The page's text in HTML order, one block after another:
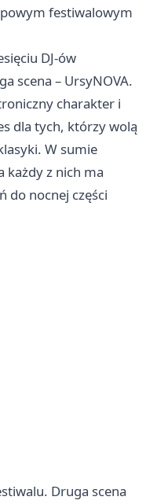
festiwalowym
DJ-ów
scena – UrsyNOVA.
charakter i
dla tych, którzy wolą
W sumie
każdy z nich ma
do nocnej części
Druga scena